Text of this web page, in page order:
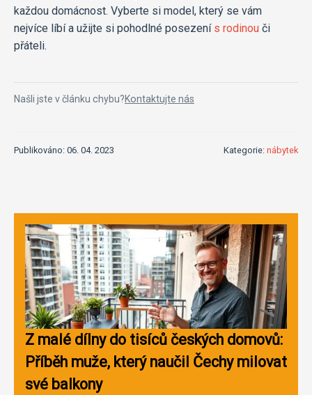
každou domácnost. Vyberte si model, který se vám
nejvíce líbí a užijte si pohodlné posezení s rodinou či
přáteli.
Našli jste v článku chybu?Kontaktujte nás
Publikováno: 06. 04. 2023 Kategorie: nábytek
Z malé dílny do tisíců českých domovů:
Příběh muže, který naučil Čechy milovat
své balkony